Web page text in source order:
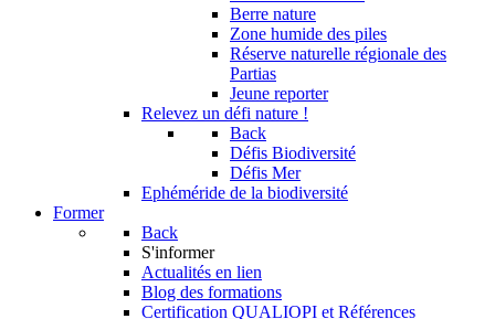
Berre nature
Zone humide des piles
Réserve naturelle régionale des
Partias
Jeune reporter
Relevez un défi nature !
Back
Défis Biodiversité
Défis Mer
Ephéméride de la biodiversité
Former
Back
S'informer
Actualités en lien
Blog des formations
Certification QUALIOPI et Références